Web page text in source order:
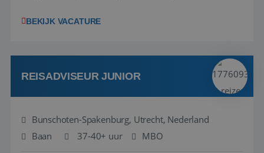
wensen van je team, je klant en wat er in de
klanten te overtuigen om die droomreis te
boeken! ...
BEKIJK VACATURE
REISADVISEUR JUNIOR
Bunschoten-Spakenburg, Utrecht, Nederland
Baan
37-40+ uur MBO